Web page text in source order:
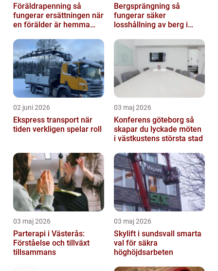
Föräldrapenning så
fungerar ersättningen när
en förälder är hemma
Bergsprängning så
fungerar säker
losshållning av berg i
02 juni 2026
Ekspress transport när
tiden verkligen spelar roll
03 maj 2026
Konferens göteborg så
skapar du lyckade möten
i västkustens största stad
03 maj 2026
Parterapi i Västerås:
Förståelse och tillväxt
tillsammans
03 maj 2026
Skylift i sundsvall smarta
val för säkra
höghöjdsarbeten